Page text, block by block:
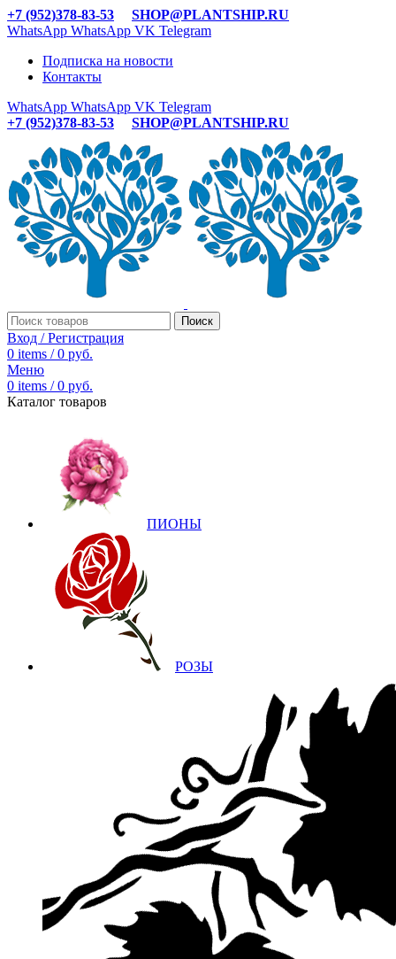
+7 (952)378-83-53
SHOP@PLANTSHIP.RU
WhatsApp WhatsApp VK Telegram
Подписка на новости
Контакты
WhatsApp WhatsApp VK Telegram
+7 (952)378-83-53
SHOP@PLANTSHIP.RU
Поиск
Вход / Регистрация
0 items / 0 руб.
Меню
0 items / 0 руб.
Каталог товаров
ПИОНЫ
РОЗЫ